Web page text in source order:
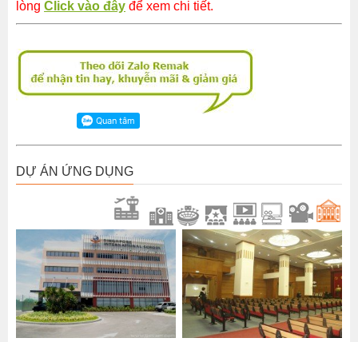
lòng Click vào đây để xem chi tiết.
DỰ ÁN ỨNG DỤNG